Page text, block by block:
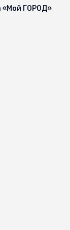
«Мой ГОРОД»